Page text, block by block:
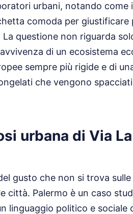
urbani, notando
comoda per giustificare
La questione non riguarda
di un ecosistema
sempre più rigide e di
che vengono
urbana di Via
gusto che non si trova
città. Palermo è un caso
linguaggio politico e sociale